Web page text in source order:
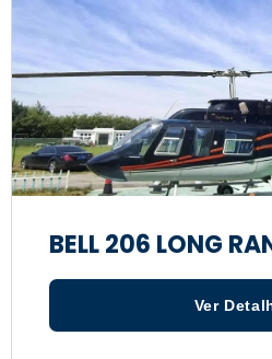
BELL 206 LONG
Ver